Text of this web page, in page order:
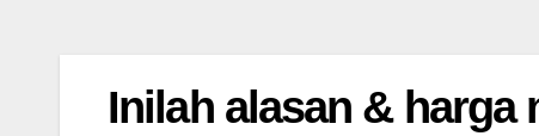
Inilah alasan & harga